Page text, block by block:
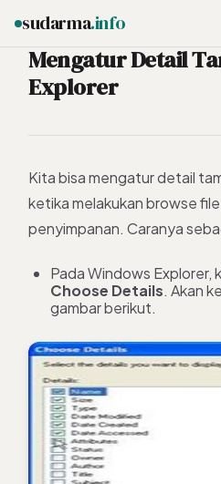
sudarma.info
Mengatur Detail
Explorer
Kita bisa mengatur detail
ketika melakukan browse
penyimpanan. Caranya
Pada Windows Explorer,
Choose Details. Akan
gambar berikut.